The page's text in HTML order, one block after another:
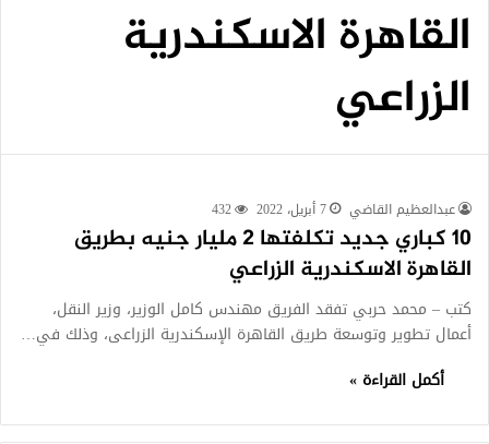
القاهرة الاسكندرية
الزراعي
عبدالعظيم القاضي 7 أبريل، 2022 432
10 كباري جديد تكلفتها 2 مليار جنيه بطريق
القاهرة الاسكندرية الزراعي
كتب – محمد حربي تفقد الفريق مهندس كامل الوزير، وزير النقل،
أعمال تطوير وتوسعة طريق القاهرة الإسكندرية الزراعى، وذلك في…
أكمل القراءة »